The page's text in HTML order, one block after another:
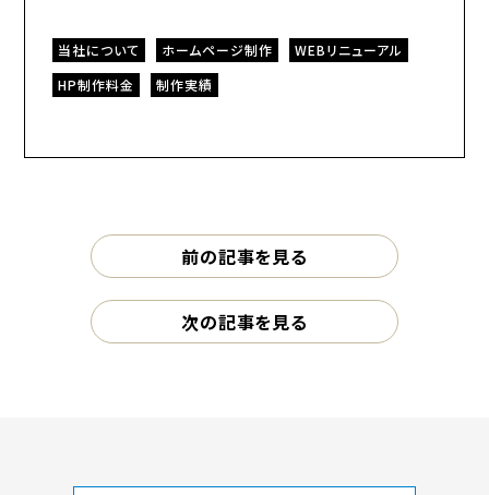
当社について ホームページ制作
WEBリニューアル
HP制作料金
制作実績
前の記事を見る
次の記事を見る